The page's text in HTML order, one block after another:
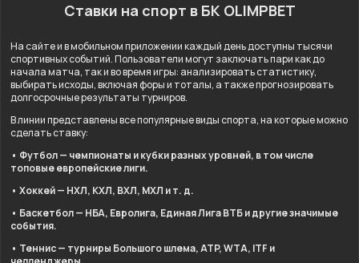
Ставки на спорт в БК OLIMPBET
На сайте и в мобильном приложении каждый день доступны тысячи
спортивных событий. Пользователи могут заключать пари как до
начала матча, так и во время игры: анализировать статистику,
выбирать исходы, включая форы и тоталы, а также прогнозировать
долгосрочные результаты турниров.
В линии представлены все популярные виды спорта, на которые можно
сделать ставку:
• Футбол — чемпионаты и кубки разных уровней, в том числе
топовые европейские лиги.
• Хоккей — НХЛ, КХЛ, ВХЛ, МХЛ и т. д.
• Баскетбол — НБА, Евролига, Единая Лига ВТБ и другие значимые
события.
• Теннис — турниры Большого шлема, ATP, WTA, ITF и